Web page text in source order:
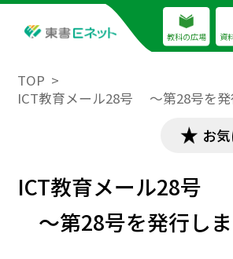
教科の広場 資
TOP
ICT教育メール28号 ～第28号を発
お
ICT教育メール28号
～第28号を発行し